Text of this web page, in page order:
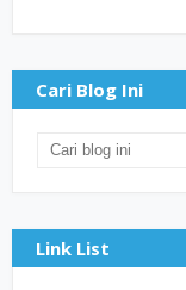
Cari Blog Ini
Link List